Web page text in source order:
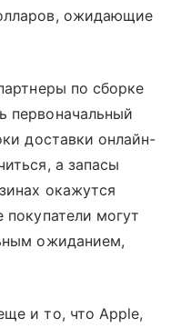
ожидающие
по сборке
первоначальный
доставки онлайн-
а запасы
окажутся
покупатели могут
ожиданием,
и то, что Apple,